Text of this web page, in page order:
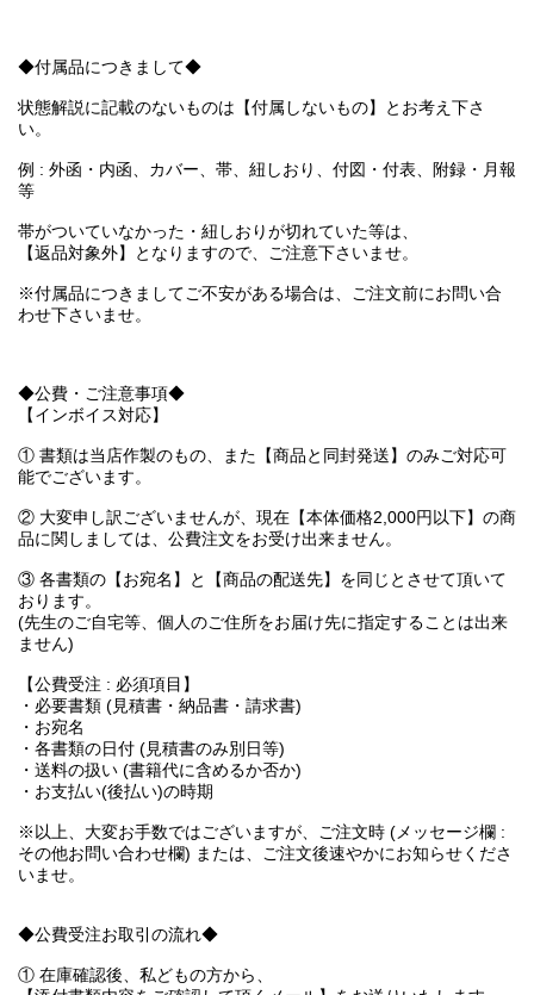
◆付属品につきまして◆
状態解説に記載のないものは【付属しないもの】とお考え下さ
い。
例 : 外函・内函、カバー、帯、紐しおり、付図・付表、附録・月報
等
帯がついていなかった・紐しおりが切れていた等は、
【返品対象外】となりますので、ご注意下さいませ。
※付属品につきましてご不安がある場合は、ご注文前にお問い合
わせ下さいませ。
◆公費・ご注意事項◆
【インボイス対応】
① 書類は当店作製のもの、また【商品と同封発送】のみご対応可
能でございます。
② 大変申し訳ございませんが、現在【本体価格2,000円以下】の商
品に関しましては、公費注文をお受け出来ません。
③ 各書類の【お宛名】と【商品の配送先】を同じとさせて頂いて
おります。
(先生のご自宅等、個人のご住所をお届け先に指定することは出来
ません)
【公費受注 : 必須項目】
・必要書類 (見積書・納品書・請求書)
・お宛名
・各書類の日付 (見積書のみ別日等)
・送料の扱い (書籍代に含めるか否か)
・お支払い(後払い)の時期
※以上、大変お手数ではございますが、ご注文時 (メッセージ欄 :
その他お問い合わせ欄) または、ご注文後速やかにお知らせくださ
いませ。
◆公費受注お取引の流れ◆
① 在庫確認後、私どもの方から、